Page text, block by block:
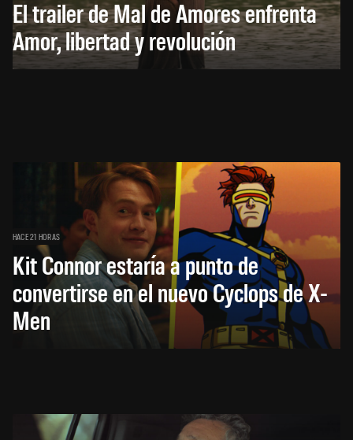
El trailer de Mal de Amores enfrenta
Amor, libertad y revolución
HACE 21 HORAS
Kit Connor estaría a punto de
convertirse en el nuevo Cyclops de X-
Men